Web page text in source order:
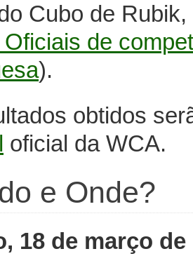
Cubo de
de
).
obtidos
oficial da WCA.
e Onde?
18 de março de